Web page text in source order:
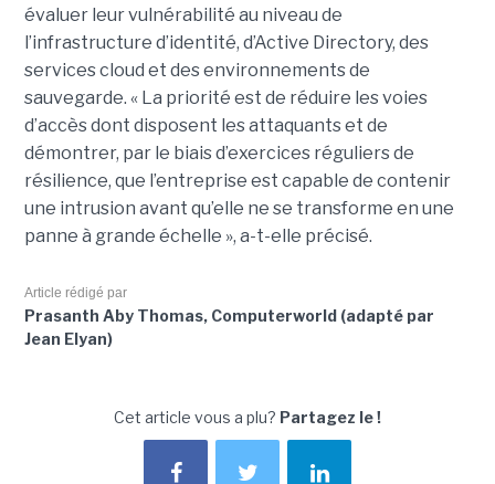
évaluer leur vulnérabilité au niveau de
l’infrastructure d’identité, d’Active Directory, des
services cloud et des environnements de
sauvegarde. « La priorité est de réduire les voies
d’accès dont disposent les attaquants et de
démontrer, par le biais d’exercices réguliers de
résilience, que l’entreprise est capable de contenir
une intrusion avant qu’elle ne se transforme en une
panne à grande échelle », a-t-elle précisé.
Article rédigé par
Prasanth Aby Thomas, Computerworld (adapté par
Jean Elyan)
Cet article vous a plu? Partagez le !